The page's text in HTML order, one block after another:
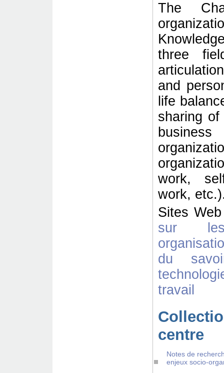
The
three
and
life
sharing
work,
work,
Sites
sur
du
travail
centre
Notes de
enjeux socio-